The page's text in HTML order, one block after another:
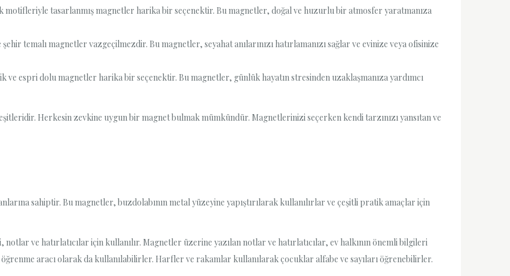
motifleriyle tasarlanmış magnetler harika bir seçenektir. Bu magnetler, doğal ve huzurlu bir atmosfer yaratmanıza
temalı magnetler vazgeçilmezdir. Bu magnetler, seyahat anılarınızı hatırlamanızı sağlar ve evinize veya ofisinize
ve espri dolu magnetler harika bir seçenektir. Bu magnetler, günlük hayatın stresinden uzaklaşmanıza yardımcı
Herkesin zevkine uygun bir magnet bulmak mümkündür. Magnetlerinizi seçerken kendi tarzınızı yansıtan ve
sahiptir. Bu magnetler, buzdolabının metal yüzeyine yapıştırılarak kullanılırlar ve çeşitli pratik amaçlar için
ve hatırlatıcılar için kullanılır. Magnetler üzerine yazılan notlar ve hatırlatıcılar, ev halkının önemli bilgileri
aracı olarak da kullanılabilirler. Harfler ve rakamlar kullanılarak çocuklar alfabe ve sayıları öğrenebilirler.